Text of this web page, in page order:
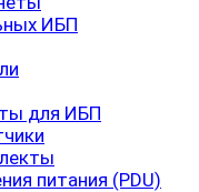
ИБП
для ИБП
питания (PDU)